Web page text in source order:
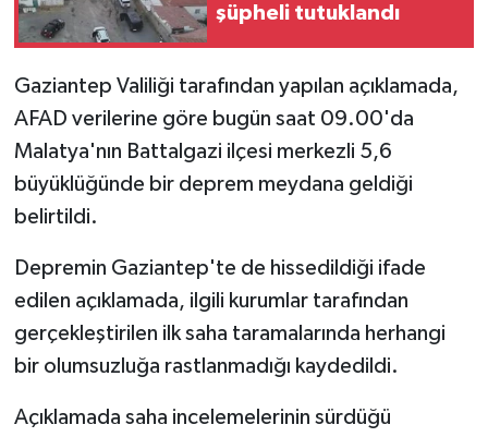
şüpheli tutuklandı
Gaziantep Valiliği tarafından yapılan açıklamada,
AFAD verilerine göre bugün saat 09.00'da
Malatya'nın Battalgazi ilçesi merkezli 5,6
büyüklüğünde bir deprem meydana geldiği
belirtildi.
Depremin Gaziantep'te de hissedildiği ifade
edilen açıklamada, ilgili kurumlar tarafından
gerçekleştirilen ilk saha taramalarında herhangi
bir olumsuzluğa rastlanmadığı kaydedildi.
Açıklamada saha incelemelerinin sürdüğü